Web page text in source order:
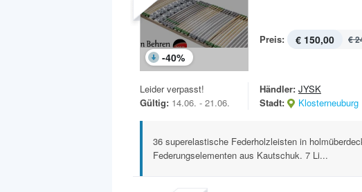
-40%
Preis: € 150,00 €
Leider verpasst!
Gültig: 14.06. - 21.06.
Händler: JYSK
Stadt:
Klosterneuburg
36 superelastische Federholzleisten in
Federungselementen aus Kautschuk. 7 Li...